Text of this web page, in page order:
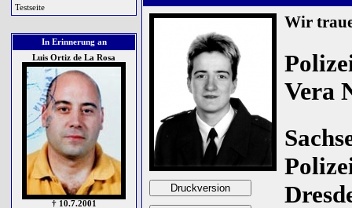
Testseite
In Erinnerung an
Luis Ortiz de La Rosa
† 10.7.2001
Wir
Vera